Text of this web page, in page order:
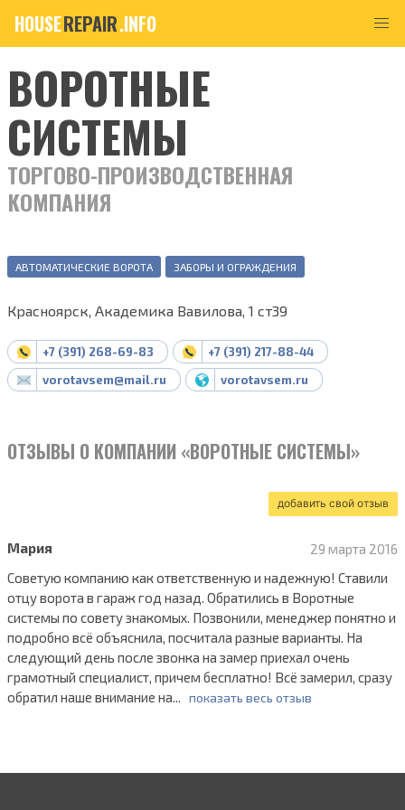
HOUSEREPAIR.INFO
ВОРОТНЫЕ
СИСТЕМЫ
ТОРГОВО-ПРОИЗВОДСТВЕННАЯ
КОМПАНИЯ
АВТОМАТИЧЕСКИЕ ВОРОТА ЗАБОРЫ И ОГРАЖДЕНИЯ
Красноярск, Академика Вавилова, 1 ст39
+7 (391) 268-69-83
+7 (391) 217-88-44
vorotavsem@mail.ru
vorotavsem.ru
ОТЗЫВЫ О КОМПАНИИ «ВОРОТНЫЕ СИСТЕМЫ»
добавить свой отзыв
Мария
29 марта 2016
Советую компанию как ответственную и надежную! Ставили
отцу ворота в гараж год назад. Обратились в Воротные
системы по совету знакомых. Позвонили, менеджер понятно и
подробно всё объяснила, посчитала разные варианты. На
следующий день после звонка на замер приехал очень
грамотный специалист, причем бесплатно! Всё замерил, сразу
обратил наше внимание на... показать весь отзыв